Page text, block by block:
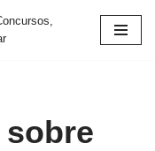
sobre